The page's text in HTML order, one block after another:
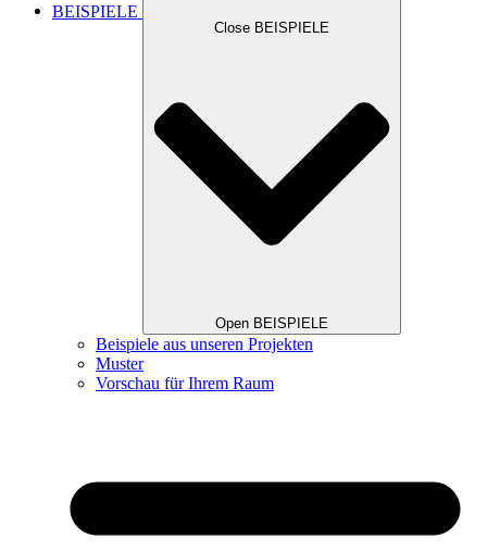
BEISPIELE
Close BEISPIELE
Open BEISPIELE
Beispiele aus unseren Projekten
Muster
Vorschau für Ihrem Raum